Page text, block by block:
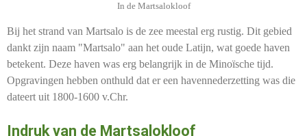
In de Martsalokloof
Bij het strand van Martsalo is de zee meestal erg rustig. Dit gebied
dankt zijn naam "Martsalo" aan het oude Latijn, wat goede haven
betekent. Deze haven was erg belangrijk in de Minoïsche tijd.
Opgravingen hebben onthuld dat er een havennederzetting was die
dateert uit 1800-1600 v.Chr.
Indruk van de Martsalokloof